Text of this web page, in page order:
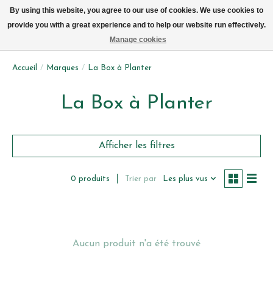
Accueil / Marques / La Box à Planter
La Box à Planter
Afficher les filtres
0 produits Trier par Les plus vus
Aucun produit n'a été trouvé
By using this website, you agree to our use of cookies. We use cookies to
provide you with a great experience and to help our website run effectively.
Manage cookies